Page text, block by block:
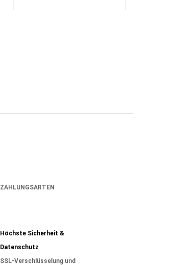
ZAHLUNGSARTEN
Höchste Sicherheit &
Datenschutz
SSL-Verschlüsselung und